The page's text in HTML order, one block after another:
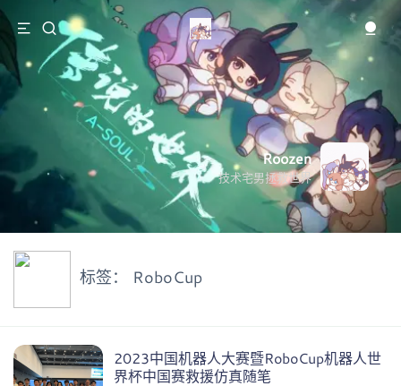
Roozen
技术宅男拯救世界
标签： RoboCup
2023中国机器人大赛暨RoboCup机器人世
界杯中国赛救援仿真随笔